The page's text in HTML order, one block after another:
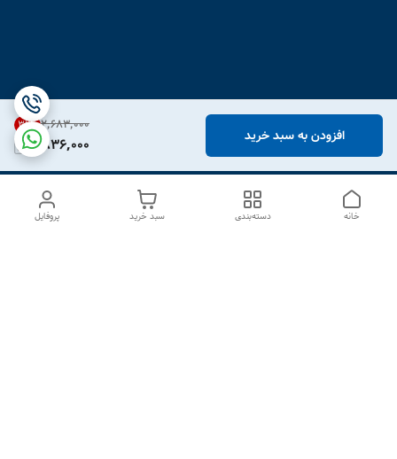
۲٬۶۸۳٬۰۰۰ 31%
1,836,000 افزودن به سبد خرید
پروفایل سبد خرید دسته‌بندی خانه